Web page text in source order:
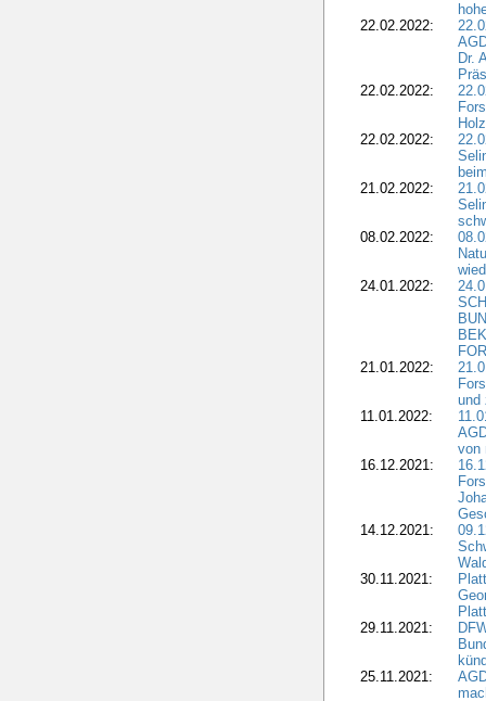
22.02.2022:
Dr.
22.02.2022:
22.02.2022:
21.02.2022:
08.02.2022:
24.01.2022:
21.01.2022:
und
11.01.2022:
von
16.12.2021:
14.12.2021:
30.11.2021:
29.11.2021:
25.11.2021: